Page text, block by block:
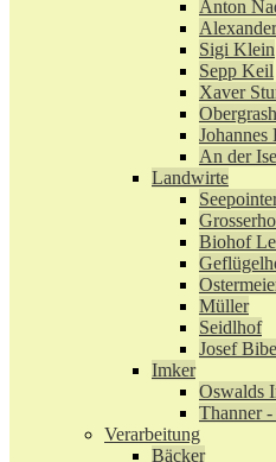
Anton
Sigi Klein
Sepp Keil
Xaver
Johannes
An der
Landwirte
Biohof
Müller
Seidlhof
Josef
Imker
Oswalds
Thanner
Verarbeitung
Bäcker